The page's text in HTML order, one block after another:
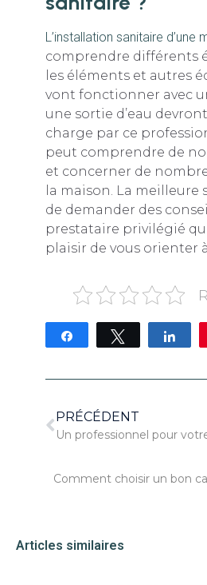
L’installation sanitaire d’une
comprendre différents
les éléments et autres
vont fonctionner avec
une sortie d’eau
charge par ce
peut comprendre de
et concerner de
la maison. La meilleure
de demander des
prestataire privilégié
plaisir de vous orienter
Partagez Tweetez
PRÉCÉDENT
Un professionnel pour
Articles similaires